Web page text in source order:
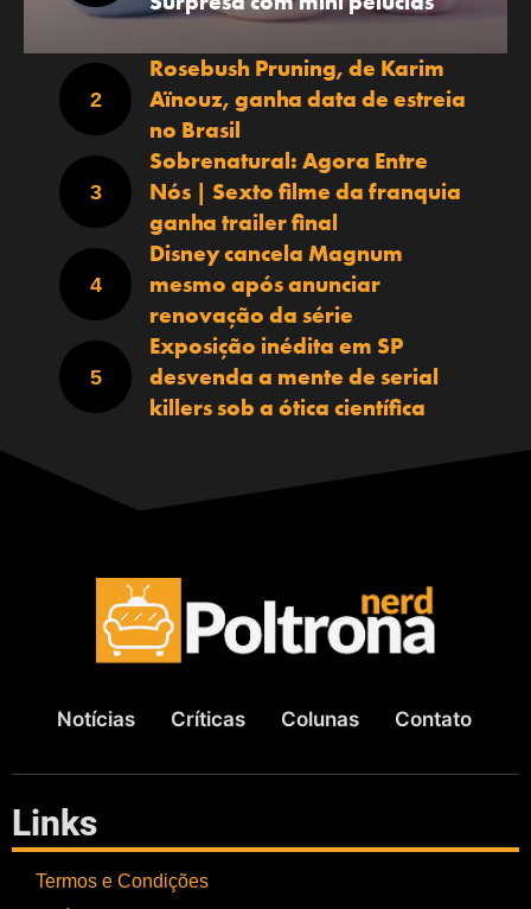
Rosebush Pruning, de Karim
Aïnouz, ganha data de estreia
no Brasil
Sobrenatural: Agora Entre
Nós | Sexto filme da franquia
ganha trailer final
Disney cancela Magnum
mesmo após anunciar
renovação da série
Exposição inédita em SP
desvenda a mente de serial
killers sob a ótica científica
Notícias Críticas Colunas Contato
Links
Termos e Condições